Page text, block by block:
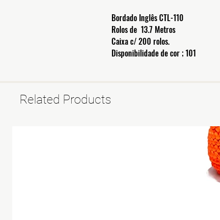
Bordado Inglês CTL-110
Rolos de 13.7 Metros
Caixa c/ 200 rolos.
Disponibilidade de cor ; 101
Related Products